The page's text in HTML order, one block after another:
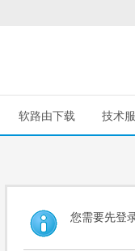
软路由下载 技术
您需要先登